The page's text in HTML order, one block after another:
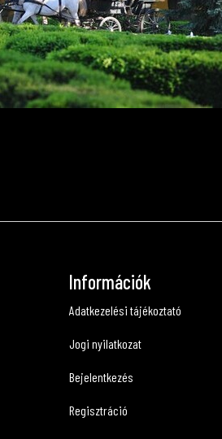
Információk
Adatkezelési tájékoztató
Jogi nyilatkozat
Bejelentkezés
Regisztráció